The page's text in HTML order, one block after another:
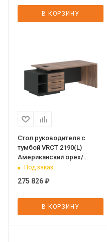
В КОРЗИНУ
Стол руководителя с
тумбой VRCT 2190(L)
Американский орех/
Черный матовый/Яшма
черный 2100х900х750 VE
Под заказ
275 826₽
В КОРЗИНУ